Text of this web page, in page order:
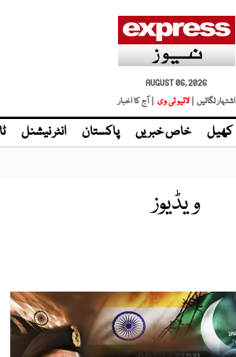
AUGUST 06, 2026
اشتہار لگائیں | لائیو ٹی وی | آج کا اخبار
کھیل خاص خبریں پاکستان انٹر نیشنل
ویڈیوز